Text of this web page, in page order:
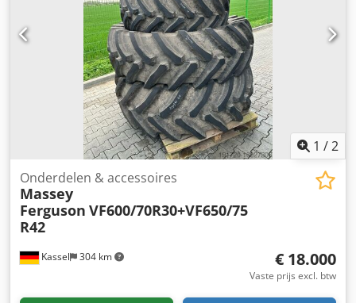
1 /2
Kassel 304 km
Onderdelen & accessoires
Massey
Ferguson VF600/70R30+VF650/75
R42
€ 18.000
Vaste prijs excl. btw